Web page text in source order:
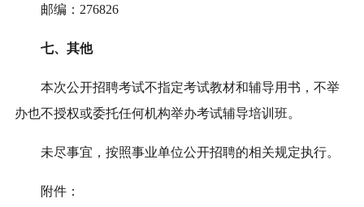
邮编：276826
七、其他
本次公开招聘考试不指定考试教材和辅导用书，不举
办也不授权或委托任何机构举办考试辅导培训班。
未尽事宜，按照事业单位公开招聘的相关规定执行。
附件：